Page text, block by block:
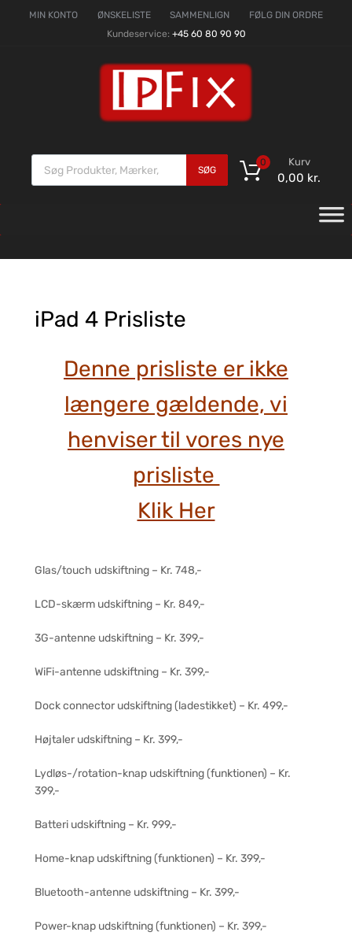
MIN KONTO ØNSKELISTE SAMMENLIGN
FØLG DIN ORDRE
Kundeservice: +45 60 80 90 90
SØG
Kurv
0,00 kr.
0
iPad 4 Prisliste
Denne prisliste er ikke
længere gældende, vi
henviser til vores nye
prisliste
Klik Her
Glas/touch udskiftning – Kr. 748,-
LCD-skærm udskiftning – Kr. 849,-
3G-antenne udskiftning – Kr. 399,-
WiFi-antenne udskiftning – Kr. 399,-
Dock connector udskiftning (ladestikket) – Kr. 499,-
Højtaler udskiftning – Kr. 399,-
Lydløs-/rotation-knap udskiftning (funktionen) – Kr.
399,-
Batteri udskiftning – Kr. 999,-
Home-knap udskiftning (funktionen) – Kr. 399,-
Bluetooth-antenne udskiftning – Kr. 399,-
Power-knap udskiftning (funktionen) – Kr. 399,-